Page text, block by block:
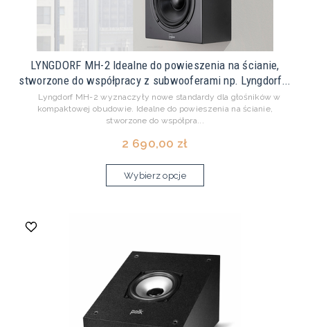
LYNGDORF MH-2 Idealne do powieszenia na ścianie,
stworzone do współpracy z subwooferami np. Lyngdorf...
Lyngdorf MH-2 wyznaczyły nowe standardy dla głośników w
kompaktowej obudowie. Idealne do powieszenia na ścianie,
stworzone do współpra...
2 690,00 zł
Wybierz opcje